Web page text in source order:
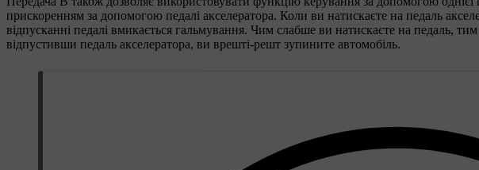
прискоренням за допомогою педалі акселератора. Коли ви натискаєте на педаль
відпусканні педалі вмикається гальмування. Чим слабше ви натискаєте на педаль,
відпустивши педаль акселератора, ви врешті-решт зупините автомобіль.